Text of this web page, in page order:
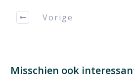
Vorige
Misschien ook